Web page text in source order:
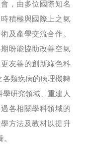
，由多位國際知名
積極與國際上之氣
及產學交流合作。
盼能協助改善空氣
友善的創新綠色科
各類疾病的病理機轉
研究領域、重建人
各相關學科領域的
方法及教材以提升
。